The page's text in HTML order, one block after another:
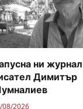
ни
Димитър
08/2026